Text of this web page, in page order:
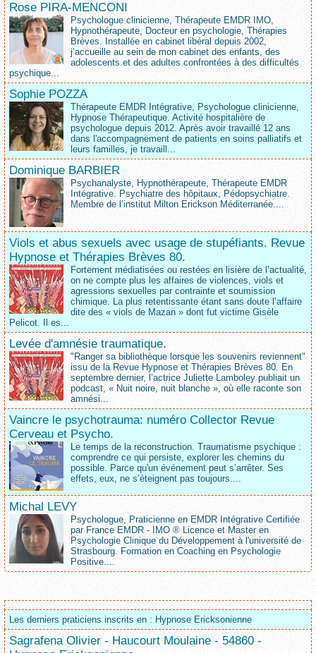
Rose PIRA-MENCONI
Psychologue clinicienne, Thérapeute EMDR IMO,
Hypnothérapeute, Docteur en psychologie, Thérapies
Brèves. Installée en cabinet libéral depuis 2002,
j’accueille au sein de mon cabinet des enfants, des
adolescents et des adultes confrontées à des difficultés
psychique...
Sophie POZZA
Thérapeute EMDR Intégrative, Psychologue clinicienne,
Hypnose Thérapeutique. Activité hospitalière de
psychologue depuis 2012. Après avoir travaillé 12 ans
dans l'accompagnement de patients en soins palliatifs et
leurs familles, je travaill...
Dominique BARBIER
Psychanalyste, Hypnothérapeute, Thérapeute EMDR
Intégrative. Psychiatre des hôpitaux, Pédopsychiatre.
Membre de l’institut Milton Erickson Méditerranée....
Viols et abus sexuels avec usage de stupéfiants. Revue
Hypnose et Thérapies Brèves 80.
Fortement médiatisées ou restées en lisière de l’actualité,
on ne compte plus les affaires de violences, viols et
agressions sexuelles par contrainte et soumission
chimique. La plus retentissante étant sans doute l’affaire
dite des « viols de Mazan » dont fut victime Gisèle
Pelicot. Il es...
Levée d'amnésie traumatique.
"Ranger sa bibliothèque lorsque les souvenirs reviennent"
issu de la Revue Hypnose et Thérapies Brèves 80. En
septembre dernier, l’actrice Juliette Lamboley publiait un
podcast, « Nuit noire, nuit blanche », où elle raconte son
amnési...
Vaincre le psychotrauma: numéro Collector Revue
Cerveau et Psycho.
Le temps de la reconstruction. Traumatisme psychique :
comprendre ce qui persiste, explorer les chemins du
possible. Parce qu'un événement peut s’arrêter. Ses
effets, eux, ne s’éteignent pas toujours....
Michal LEVY
Psychologue, Praticienne en EMDR Intégrative Certifiée
par France EMDR - IMO ® Licence et Master en
Psychologie Clinique du Développement à l'université de
Strasbourg. Formation en Coaching en Psychologie
Positive....
Les derniers praticiens inscrits en : Hypnose Ericksonienne
Sagrafena Olivier - Haucourt Moulaine - 54860 -